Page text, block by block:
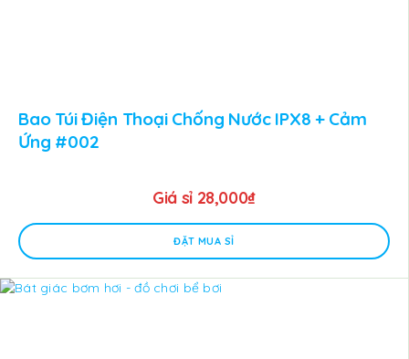
Bao Túi Điện Thoại Chống Nước IPX8 + Cảm
Ứng #002
Giá sỉ 28,000₫
ĐẶT MUA SỈ